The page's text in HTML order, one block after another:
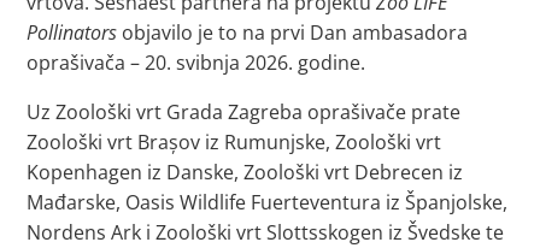
Pollinators objavilo je to na prvi Dan ambasadora
oprašivača – 20. svibnja 2026. godine.
Uz Zoološki vrt Grada Zagreba oprašivače prate
Zoološki vrt Brașov iz Rumunjske, Zoološki vrt
Kopenhagen iz Danske, Zoološki vrt Debrecen iz
Mađarske, Oasis Wildlife Fuerteventura iz Španjolske,
Nordens Ark i Zoološki vrt Slottsskogen iz Švedske te